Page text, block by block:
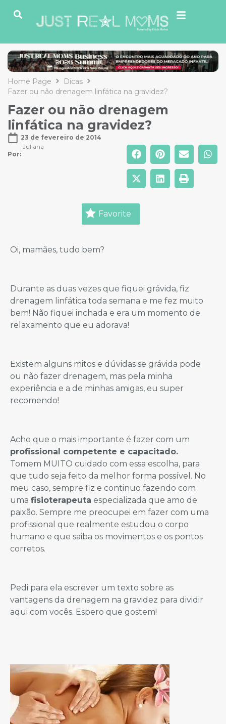
Home Page
Dicas
Fazer ou não drenagem linfática na gravidez?
Fazer ou não drenagem
linfática na gravidez?
23 de fevereiro de 2014
Por:
Juliana
Favorite
Oi, mamães, tudo bem?
Durante as duas vezes que fiquei grávida, fiz
drenagem linfática toda semana e me fez muito
bem! Não fiquei inchada e era um momento de
relaxamento que eu adorava!
Existem alguns mitos e dúvidas se grávida pode
ou não fazer drenagem, mas pela minha
experiência e a de minhas amigas, eu super
recomendo!
Acho que o mais importante é fazer com um
profissional competente e capacitado.
Tomem MUITO cuidado com essa escolha, para
que tudo seja feito da melhor forma possível. No
meu caso, sempre fiz e continuo fazendo com
uma fisioterapeuta especializada que amo de
paixão. Sempre me preocupei em fazer com uma
profissional que realmente estudou o corpo
humano e que saiba os movimentos e os pontos
corretos.
Pedi para ela escrever um texto sobre as
vantagens da drenagem na gravidez para dividir
aqui com vocês. Espero que gostem!